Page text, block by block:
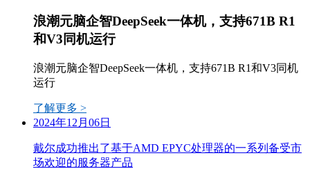
浪潮元脑企智DeepSeek一体机，支持671B R1
和V3同机运行
浪潮元脑企智DeepSeek一体机，支持671B R1和V3同机
运行
了解更多 >
2024年12月06日
戴尔成功推出了基于AMD EPYC处理器的一系列备受市
场欢迎的服务器产品